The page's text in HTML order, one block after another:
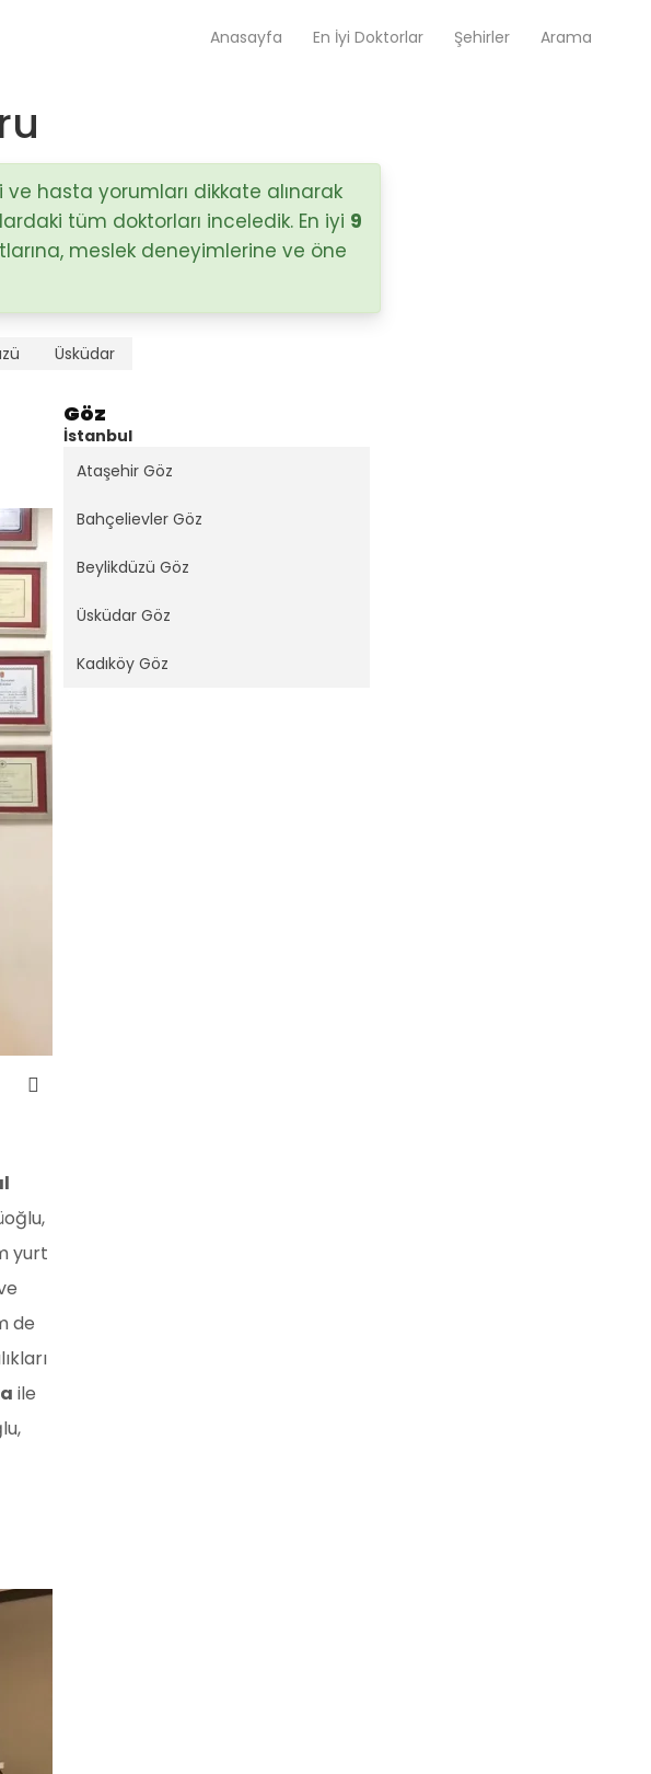
Anasayfa En İyi Doktorlar Şehirler Arama
Doç. Dr. Songül Alemdaroğlu
Karçin
hasta yorumları dikkate alınarak
tüm doktorları inceledik. En iyi 9
meslek deneyimlerine ve öne
Üsküdar
Göz
İstanbul
Ataşehir Göz
Bahçelievler Göz
Beylikdüzü Göz
Üsküdar Göz
Kadıköy Göz
yurt
de
ile